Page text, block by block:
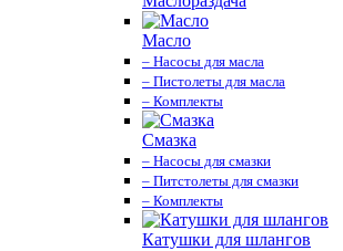
Масло
– Насосы для масла
– Пистолеты для масла
– Комплекты
Смазка
– Насосы для смазки
– Питстолеты для смазки
– Комплекты
Катушки для шлангов